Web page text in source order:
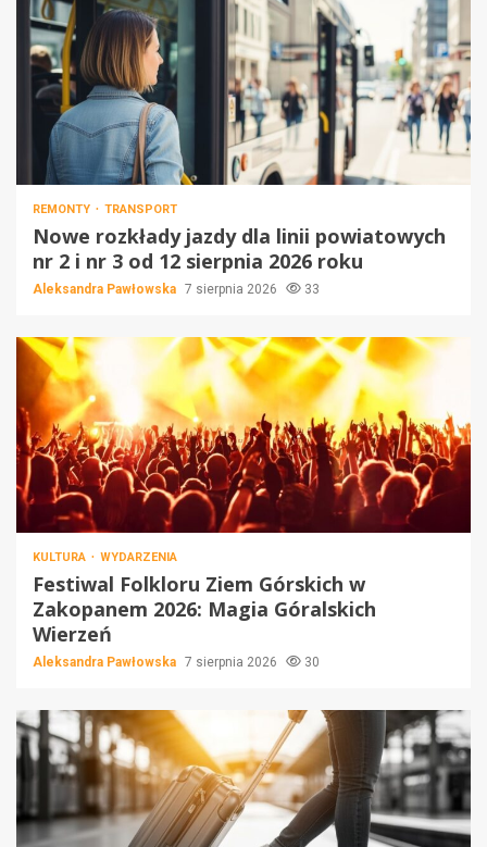
REMONTY TRANSPORT
Nowe rozkłady jazdy dla linii powiatowych
nr 2 i nr 3 od 12 sierpnia 2026 roku
Aleksandra Pawłowska 7 sierpnia 2026 33
KULTURA WYDARZENIA
Festiwal Folkloru Ziem Górskich w
Zakopanem 2026: Magia Góralskich
Wierzeń
Aleksandra Pawłowska 7 sierpnia 2026 30